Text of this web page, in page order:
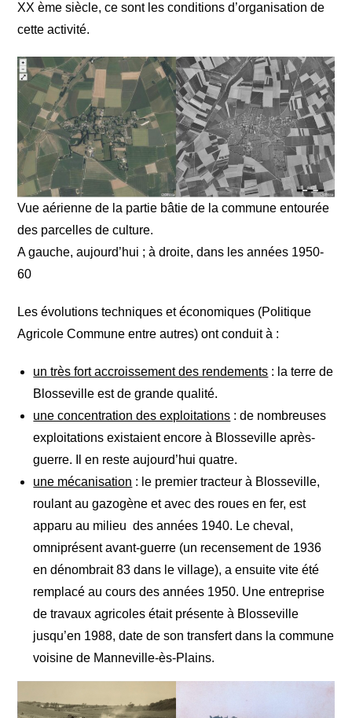
XX ème siècle, ce sont les conditions d’organisation de
cette activité.
Vue aérienne de la partie bâtie de la commune entourée
des parcelles de culture.
A gauche, aujourd’hui ; à droite, dans les années 1950-
60
Les évolutions techniques et économiques (Politique
Agricole Commune entre autres) ont conduit à :
un très fort accroissement des rendements : la terre de
Blosseville est de grande qualité.
une concentration des exploitations : de nombreuses
exploitations existaient encore à Blosseville après-
guerre. Il en reste aujourd’hui quatre.
une mécanisation : le premier tracteur à Blosseville,
roulant au gazogène et avec des roues en fer, est
apparu au milieu des années 1940. Le cheval,
omniprésent avant-guerre (un recensement de 1936
en dénombrait 83 dans le village), a ensuite vite été
remplacé au cours des années 1950. Une entreprise
de travaux agricoles était présente à Blosseville
jusqu’en 1988, date de son transfert dans la commune
voisine de Manneville-ès-Plains.